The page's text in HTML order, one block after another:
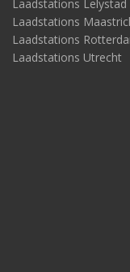
Laadstations Lelystad
Laadstations
Laadstations
Laadstations Utrecht